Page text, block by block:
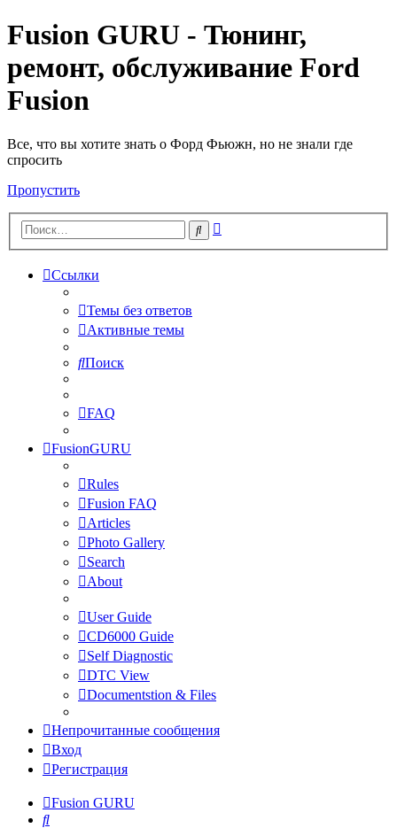
Fusion GURU - Тюнинг,
ремонт, обслуживание Ford
Fusion
Все, что вы хотите знать о Форд Фьюжн, но не знали где
спросить
Пропустить
Поиск
Ссылки
Темы без ответов
Активные темы
Поиск
FAQ
FusionGURU
Rules
Fusion FAQ
Articles
Photo Gallery
Search
About
User Guide
CD6000 Guide
Self Diagnostic
DTC View
Documentstion & Files
Непрочитанные сообщения
Вход
Регистрация
Fusion GURU
Поиск